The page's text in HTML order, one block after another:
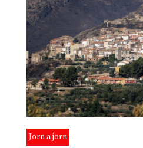
Jorn a jorn